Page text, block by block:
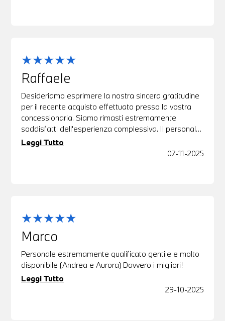
Raffaele
Desideriamo esprimere la nostra sincera gratitudine
per il recente acquisto effettuato presso la vostra
concessionaria. Siamo rimasti estremamente
soddisfatti dell'esperienza complessiva. Il personale
si è dimostrato all'altezza delle aspettative, offrendo
Leggi Tutto
07-11-2025
Marco
Personale estremamente qualificato gentile e molto
disponibile (Andrea e Aurora) Davvero i migliori!
Leggi Tutto
29-10-2025